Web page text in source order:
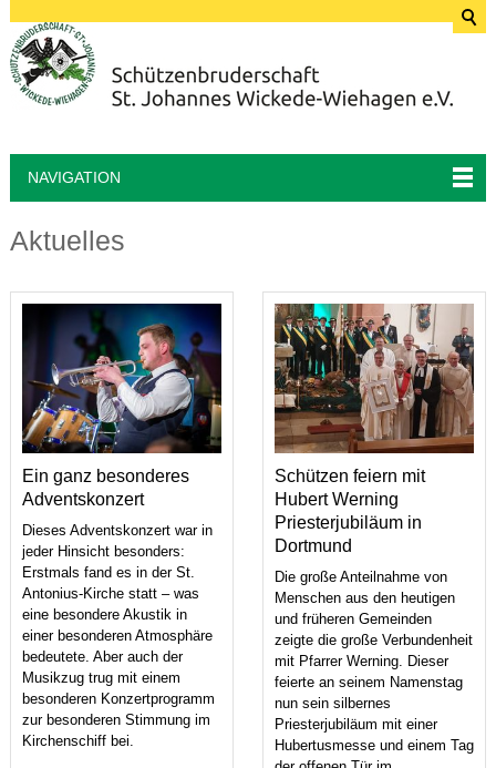
NAVIGATION
Aktuelles
Ein ganz besonderes
Adventskonzert
Dieses Adventskonzert war in
jeder Hinsicht besonders:
Erstmals fand es in der St.
Antonius-Kirche statt – was
eine besondere Akustik in
einer besonderen Atmosphäre
bedeutete. Aber auch der
Musikzug trug mit einem
besonderen Konzertprogramm
zur besonderen Stimmung im
Kirchenschiff bei.
Schützen feiern mit
Hubert Werning
Priesterjubiläum in
Dortmund
Die große Anteilnahme von
Menschen aus den heutigen
und früheren Gemeinden
zeigte die große Verbundenheit
mit Pfarrer Werning. Dieser
feierte an seinem Namenstag
nun sein silbernes
Priesterjubiläum mit einer
Hubertusmesse und einem Tag